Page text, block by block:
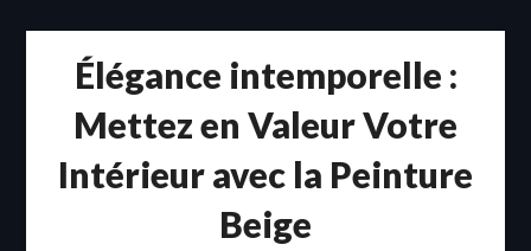
Élégance intemporelle :
Mettez en Valeur Votre
Intérieur avec la Peinture
Beige